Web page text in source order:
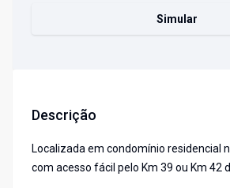
Simular
Descrição
Localizada em condomínio residencial
com acesso fácil pelo Km 39 ou Km 42